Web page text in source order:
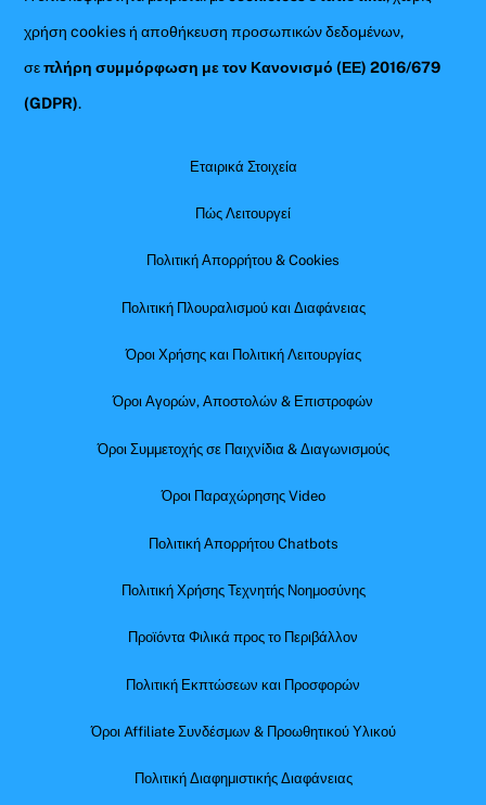
χρήση cookies ή αποθήκευση προσωπικών δεδομένων,
σεπλήρη συμμόρφωση με τον Κανονισμό (ΕΕ) 2016/679
(GDPR).
Εταιρικά Στοιχεία
Πώς Λειτουργεί
Πολιτική Απορρήτου & Cookies
Πολιτική Πλουραλισμού και Διαφάνειας
Όροι Χρήσης και Πολιτική Λειτουργίας
Όροι Αγορών, Αποστολών & Επιστροφών
Όροι Συμμετοχής σε Παιχνίδια & Διαγωνισμούς
Όροι Παραχώρησης Video
Πολιτική Απορρήτου Chatbots
Πολιτική Χρήσης Τεχνητής Νοημοσύνης
Προϊόντα Φιλικά προς το Περιβάλλον
Πολιτική Εκπτώσεων και Προσφορών
Όροι Affiliate Συνδέσμων & Προωθητικού Υλικού
Πολιτική Διαφημιστικής Διαφάνειας